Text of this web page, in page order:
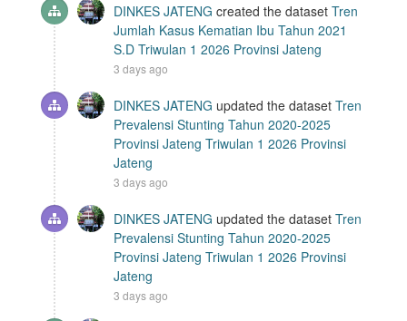
DINKES JATENG created the dataset Tren
Jumlah Kasus Kematian Ibu Tahun 2021
S.D Triwulan 1 2026 Provinsi Jateng
3 days ago
DINKES JATENG updated the dataset Tren
Prevalensi Stunting Tahun 2020-2025
Provinsi Jateng Triwulan 1 2026 Provinsi
Jateng
3 days ago
DINKES JATENG updated the dataset Tren
Prevalensi Stunting Tahun 2020-2025
Provinsi Jateng Triwulan 1 2026 Provinsi
Jateng
3 days ago